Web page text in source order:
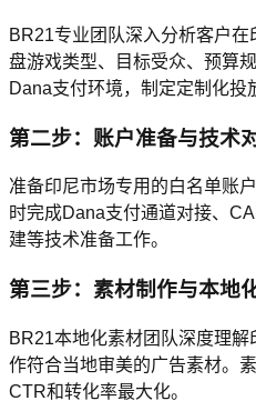
BR21专业团队深入分析客户
盘游戏类型、目标受众、预算
Dana支付环境，制定定制化投
第二步：账户准备与技术
准备印尼市场专用的白名单账
时完成Dana支付通道对接、
建等技术准备工作。
第三步：素材制作与本地
BR21本地化素材团队深度理解
作符合当地审美的广告素材。
CTR和转化率最大化。